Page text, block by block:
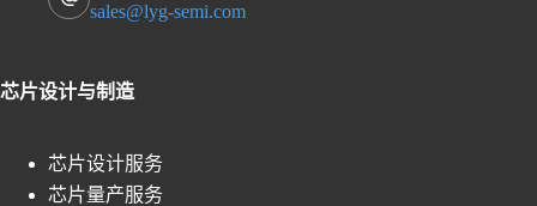
sales@lyg-semi.com
芯片设计与制造
芯片设计服务
芯片量产服务